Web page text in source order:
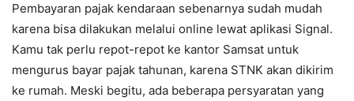
Pembayaran pajak kendaraan sebenarnya sudah mudah
karena bisa dilakukan melalui online lewat aplikasi Signal.
Kamu tak perlu repot-repot ke kantor Samsat untuk
mengurus bayar pajak tahunan, karena STNK akan dikirim
ke rumah. Meski begitu, ada beberapa persyaratan yang